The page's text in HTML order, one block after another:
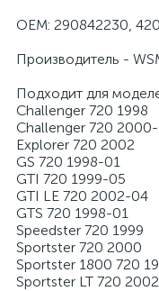
OEM: 290842230,
Производитель -
Подходит для
Challenger 720 1998
Challenger 720
Explorer 720 2002
GS 720 1998-01
GTI 720 1999-05
GTI LE 720 2002-04
GTS 720 1998-01
Speedster 720 1999
Sportster 720 2000
Sportster 1800 720
Sportster LT 720 2002